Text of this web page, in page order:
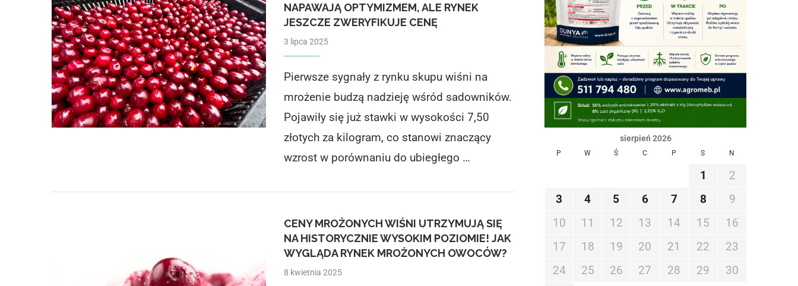
NAPAWAJĄ OPTYMIZMEM, ALE RYNEK
JESZCZE ZWERYFIKUJE CENĘ
3 lipca 2025
Pierwsze sygnały z rynku skupu wiśni na
mrożenie budzą nadzieję wśród sadowników.
Pojawiły się już stawki w wysokości 7,50
złotych za kilogram, co stanowi znaczący
wzrost w porównaniu do ubiegłego …
CENY MROŻONYCH WIŚNI UTRZYMUJĄ SIĘ
NA HISTORYCZNIE WYSOKIM POZIOMIE! JAK
WYGLĄDA RYNEK MROŻONYCH OWOCÓW?
8 kwietnia 2025
sierpień 2026
P W Ś C P S N
1
2
3
4 5 6 7 8
9
10
11 12 13 14 15
16
17
18 19 20 21 22
23
24
25 26 27 28 29
30